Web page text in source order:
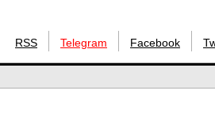
RSS Telegram Facebook